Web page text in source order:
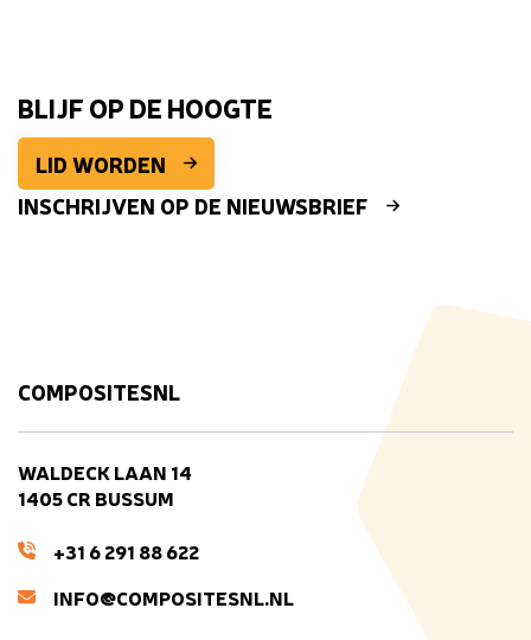
BLIJF OP DE HOOGTE
LID WORDEN
INSCHRIJVEN OP DE NIEUWSBRIEF
COMPOSITESNL
WALDECK LAAN 14
1405 CR BUSSUM
+31 6 291 88 622
INFO@COMPOSITESNL.NL